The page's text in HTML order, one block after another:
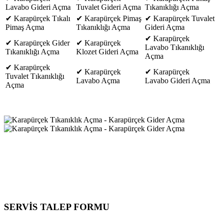
Lavabo Gideri Açma
Tuvalet Gideri Açma Tıkanıklığı Açma
✔ Karapürçek Tıkalı
Pimaş Açma
✔ Karapürçek Pimaş
Tıkanıklığı Açma
✔ Karapürçek Tuvalet
Gideri Açma
✔ Karapürçek Gider
Tıkanıklığı Açma
✔ Karapürçek
Klozet Gideri Açma
✔ Karapürçek
Lavabo Tıkanıklığı
Açma
✔ Karapürçek
Tuvalet Tıkanıklığı
Açma
✔ Karapürçek
Lavabo Açma
✔ Karapürçek
Lavabo Gideri Açma
SERVİS TALEP FORMU